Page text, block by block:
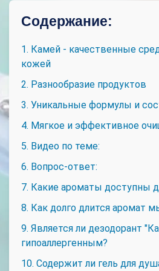
Содержание:
1. Камей - качественные
кожей
2. Разнообразие продуктов
3. Уникальные формулы и
4. Мягкое и эффективное
5. Видео по теме:
6. Вопрос-ответ:
7. Какие ароматы доступны
8. Как долго длится аромат
9. Является ли дезодорант
гипоаллергенным?
10. Содержит ли гель для